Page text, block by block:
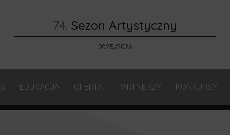
74. Sezon Artystyczny
2025/2026
EDUKACJA OFERTA PARTNERZY KONKURSY